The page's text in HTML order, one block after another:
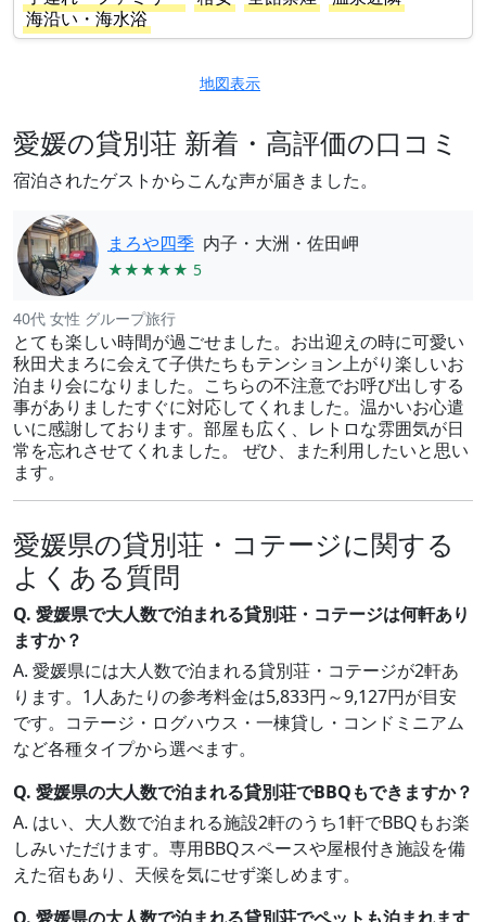
海沿い・海水浴
地図表示
愛媛の貸別荘 新着・高評価の口コミ
宿泊されたゲストからこんな声が届きました。
まろや四季 内子・大洲・佐田岬
★★★★★ 5
40代 女性 グループ旅行
とても楽しい時間が過ごせました。お出迎えの時に可愛い
秋田犬まろに会えて子供たちもテンション上がり楽しいお
泊まり会になりました。こちらの不注意でお呼び出しする
事がありましたすぐに対応してくれました。温かいお心遣
いに感謝しております。部屋も広く、レトロな雰囲気が日
常を忘れさせてくれました。 ぜひ、また利用したいと思い
ます。
愛媛県の貸別荘・コテージに関する
よくある質問
Q. 愛媛県で大人数で泊まれる貸別荘・コテージは何軒あり
ますか？
A. 愛媛県には大人数で泊まれる貸別荘・コテージが2軒あ
ります。1人あたりの参考料金は5,833円～9,127円が目安
です。コテージ・ログハウス・一棟貸し・コンドミニアム
など各種タイプから選べます。
Q. 愛媛県の大人数で泊まれる貸別荘でBBQもできますか？
A. はい、大人数で泊まれる施設2軒のうち1軒でBBQもお楽
しみいただけます。専用BBQスペースや屋根付き施設を備
えた宿もあり、天候を気にせず楽しめます。